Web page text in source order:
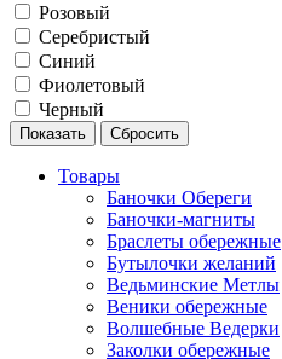
Розовый
Серебристый
Синий
Фиолетовый
Черный
Товары
Баночки Обереги
Баночки-магниты
Браслеты обережные
Бутылочки желаний
Ведьминские Метлы
Веники обережные
Волшебные Ведерки
Заколки обережные